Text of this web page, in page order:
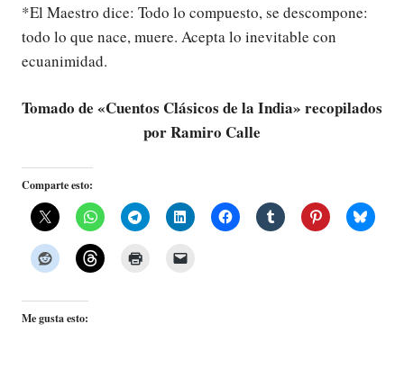
*El Maestro dice: Todo lo compuesto, se descompone:
todo lo que nace, muere. Acepta lo inevitable con
ecuanimidad.
Tomado de «Cuentos Clásicos de la India» recopilados
por Ramiro Calle
Comparte esto:
Me gusta esto: